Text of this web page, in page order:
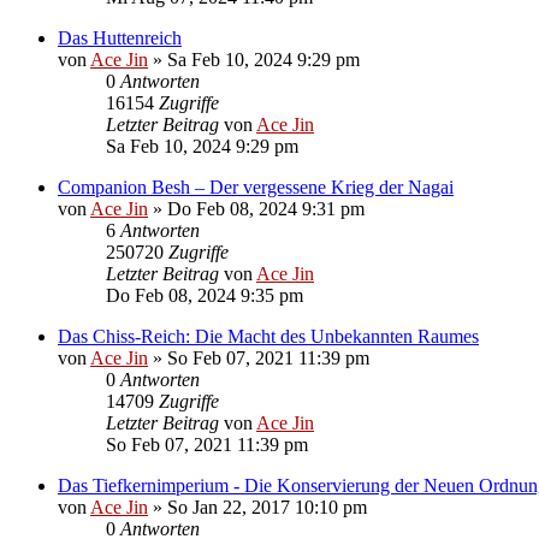
Das Huttenreich
von Ace Jin » Sa Feb 10, 2024 9:29 pm
0 Antworten
16154 Zugriffe
Letzter Beitrag von Ace Jin
Sa Feb 10, 2024 9:29 pm
Companion Besh – Der vergessene Krieg der Nagai
von Ace Jin » Do Feb 08, 2024 9:31 pm
6 Antworten
250720 Zugriffe
Letzter Beitrag von Ace Jin
Do Feb 08, 2024 9:35 pm
Das Chiss-Reich: Die Macht des Unbekannten Raumes
von Ace Jin » So Feb 07, 2021 11:39 pm
0 Antworten
14709 Zugriffe
Letzter Beitrag von Ace Jin
So Feb 07, 2021 11:39 pm
Das Tiefkernimperium - Die Konservierung der Neuen
von Ace Jin » So Jan 22, 2017 10:10 pm
0 Antworten